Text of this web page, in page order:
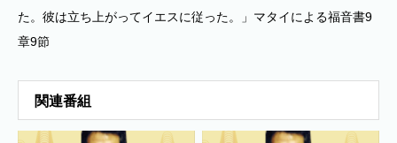
た。彼は立ち上がってイエスに従った。」マタイによる福音書9
章9節
関連番組